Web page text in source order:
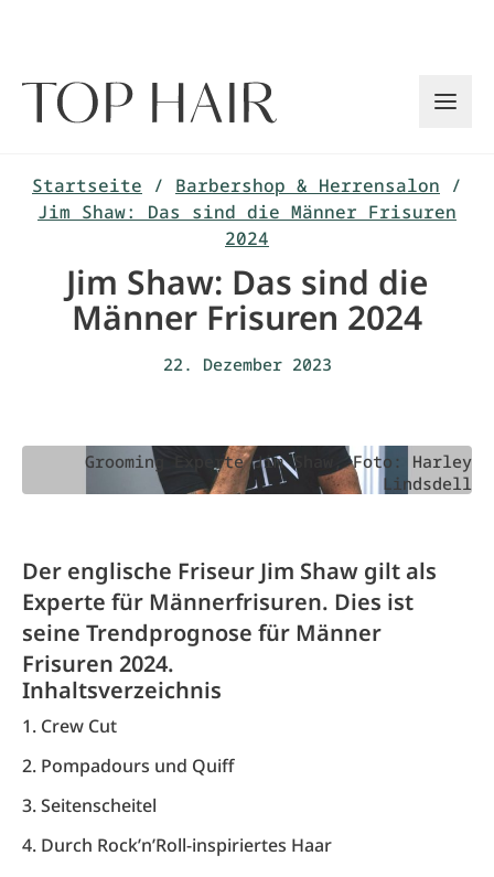
Startseite / Barbershop & Herrensalon /
Jim Shaw: Das sind die Männer Frisuren
2024
Jim Shaw: Das sind die
Männer Frisuren 2024
22. Dezember 2023
Grooming Experte Jim Shaw, Foto: Harley
Lindsdell
Der englische Friseur Jim Shaw gilt als
Experte für Männerfrisuren. Dies ist
seine Trendprognose für Männer
Frisuren 2024.
Inhaltsverzeichnis
1. Crew Cut
2. Pompadours und Quiff
3. Seitenscheitel
4. Durch Rock’n’Roll-inspiriertes Haar